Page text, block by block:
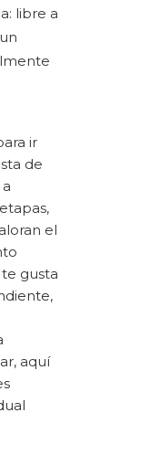
libre a
ir
de
el
te gusta
,
aquí